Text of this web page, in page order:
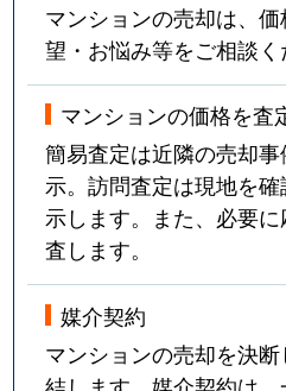
マンションの売却は、
望・お悩み等をご相談く
マンションの価格を査
簡易査定は近隣の売却
示。訪問査定は現地を
示します。また、必要
査します。
媒介契約
マンションの売却を決
結します。媒介契約は